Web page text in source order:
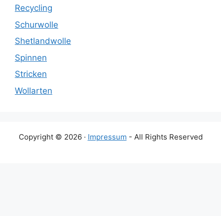
Recycling
Schurwolle
Shetlandwolle
Spinnen
Stricken
Wollarten
Copyright © 2026 · Impressum - All Rights Reserved